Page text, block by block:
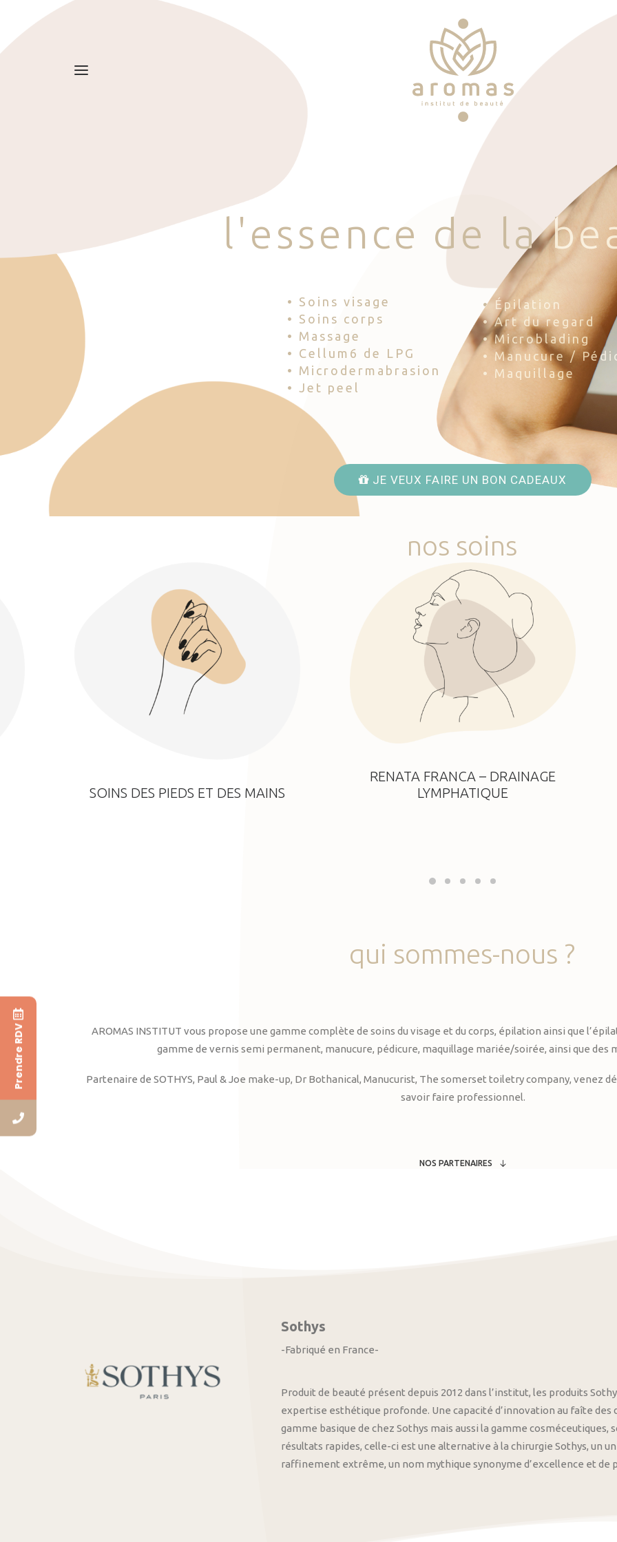
l 'esse nce d e la be
• Soins visage
• Soins corps
• Massage
• Cellum6 de LPG
• Microdermabrasion
• Jet peel
• Épilation
• Art du regard
• Microblading
• Manucure /
• Maquillage
JE VEUX FAIRE UN BON CADEAUX
nos soins
SOINS DES PIEDS ET DES MAINS
RENATA FRANCA – DRAINAGE
LYMPHATIQUE
qui sommes-nous ?
AROMAS INSTITUT vous propose une gamme complète de soins du visage et du corps, épilation ainsi que
gamme de vernis semi permanent, manucure, pédicure, maquillage mariée/soirée, ainsi que des
Partenaire de SOTHYS, Paul & Joe make-up, Dr Bothanical, Manucurist, The somerset toiletry company, venez
savoir faire professionnel.
NOS PARTENAIRES
Sothys
-Fabriqué en France-
Produit de beauté présent depuis 2012 dans l’institut, les produits
expertise esthétique profonde. Une capacité d’innovation au faîte
gamme basique de chez Sothys mais aussi la gamme
résultats rapides, celle-ci est une alternative à la chirurgie Sothys, un
raffinement extrême, un nom mythique synonyme d’excellence et de
Prendre RDV